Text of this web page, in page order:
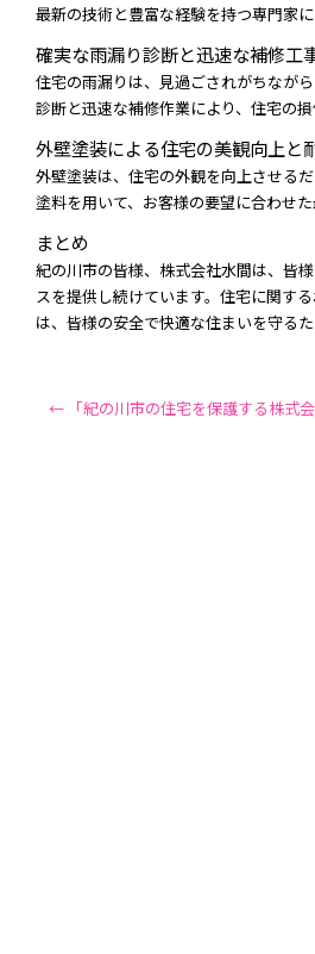
最新の技術と豊富な経験を持つ専門家
確実な雨漏り診断と迅速な補修工
住宅の雨漏りは、見過ごされがちなが
診断と迅速な補修作業により、住宅の損
外壁塗装による住宅の美観向上と
外壁塗装は、住宅の外観を向上させる
塗料を用いて、お客様の要望に合わせ
まとめ
紀の川市の皆様、株式会社水間は、皆
スを提供し続けています。住宅に関す
は、皆様の安全で快適な住まいを守る
← 「紀の川市の住宅を保護する株式